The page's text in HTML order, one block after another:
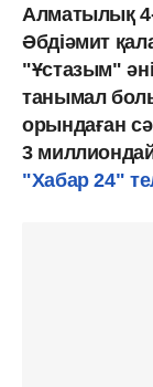
Алматылық
Әбдіәмит
"Ұстазым"
танымал
орындаған
3
"Хабар 24"